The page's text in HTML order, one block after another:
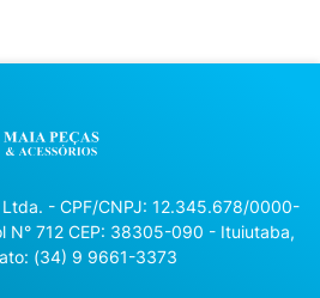
Ltda. - CPF/CNPJ: 12.345.678/0000-
N° 712 CEP: 38305-090 - Ituiutaba,
(34) 9 9661-3373